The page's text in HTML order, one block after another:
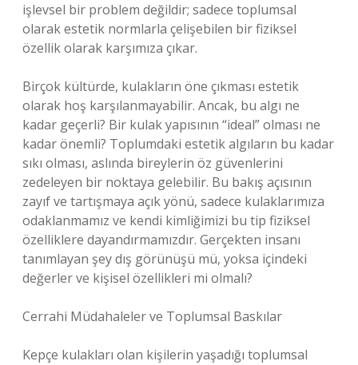
işlevsel bir problem değildir; sadece toplumsal
olarak estetik normlarla çelişebilen bir fiziksel
özellik olarak karşımıza çıkar.
Birçok kültürde, kulakların öne çıkması estetik
olarak hoş karşılanmayabilir. Ancak, bu algı ne
kadar geçerli? Bir kulak yapısının “ideal” olması ne
kadar önemli? Toplumdaki estetik algıların bu kadar
sıkı olması, aslında bireylerin öz güvenlerini
zedeleyen bir noktaya gelebilir. Bu bakış açısının
zayıf ve tartışmaya açık yönü, sadece kulaklarımıza
odaklanmamız ve kendi kimliğimizi bu tip fiziksel
özelliklere dayandırmamızdır. Gerçekten insanı
tanımlayan şey dış görünüşü mü, yoksa içindeki
değerler ve kişisel özellikleri mi olmalı?
Cerrahi Müdahaleler ve Toplumsal Baskılar
Kepçe kulakları olan kişilerin yaşadığı toplumsal